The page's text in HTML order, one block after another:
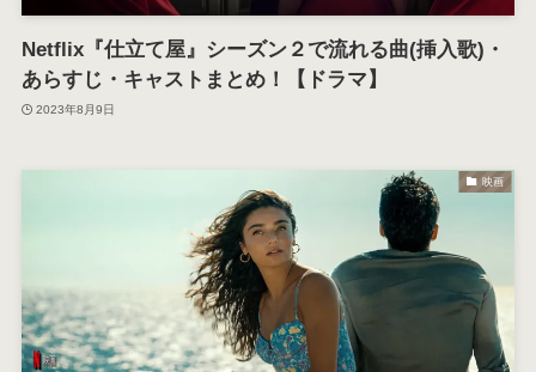
Netflix『仕立て屋』シーズン２で流れる曲(挿入歌)・
あらすじ・キャストまとめ！【ドラマ】
2023年8月9日
映画